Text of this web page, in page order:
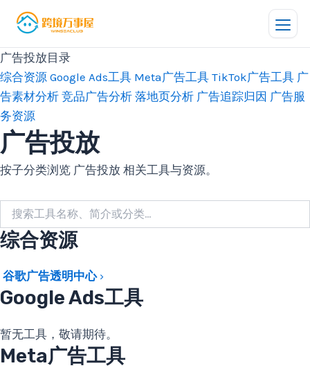
内
容
广告投放目录
综合资源 Google Ads工具 Meta广告工具 TikTok广告工具 广
告素材分析 竞品广告分析 落地页分析 广告追踪归因 广告服
务资源
广告投放
按子分类浏览 广告投放 相关工具与资源。
综合资源
谷歌广告透明中心 ›
Google Ads工具
暂无工具，敬请期待。
Meta广告工具